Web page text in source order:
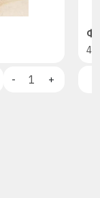
- +
43